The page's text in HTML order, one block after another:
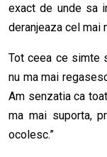
exact de unde sa
deranjeaza cel mai
Tot ceea ce simte
nu ma mai
Am senzatia ca
ma mai suporta,
ocolesc.”